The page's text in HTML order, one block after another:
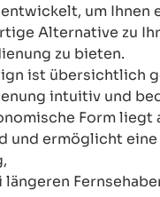
um Ihnen
Alternative zu
zu bieten.
ist übersichtlich
intuitiv und
Form liegt
und ermöglicht
längeren